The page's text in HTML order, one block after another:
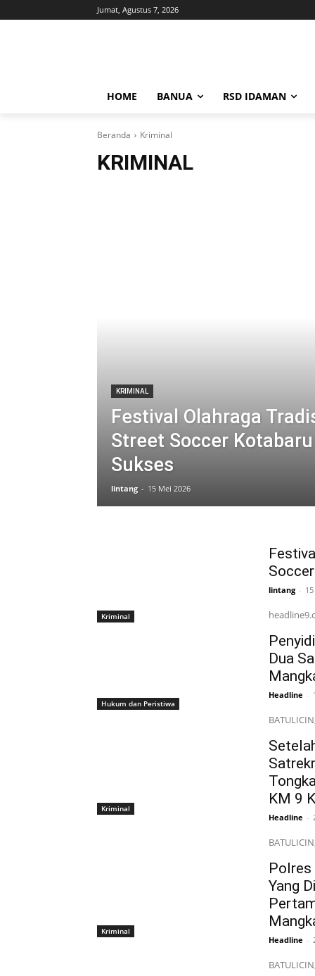
Jumat, Agustus 7, 2026
HOME BANUA RSD IDAMAN
Beranda Kriminal
KRIMINAL
KRIMINAL
Festival Olahraga
Street Soccer
Sukses
lintang - 15 Mei 2026
Kriminal
lintang -
Hukum dan Peristiwa
Dua
Headline -
Kriminal
KM 9
Headline -
Kriminal
Polres
Yang
Headline -